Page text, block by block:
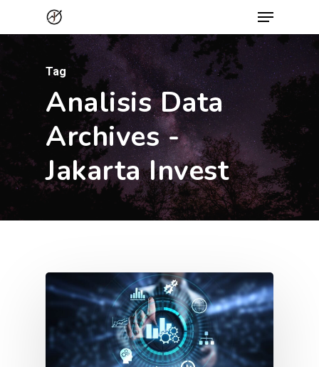
to
main
content
Menu
Tag
Analisis Data
Archives -
Jakarta Invest
Close
Menu